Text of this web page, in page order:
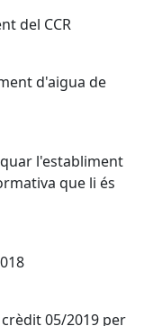
del CCR
d'aigua de
l'establiment
que li és
05/2019 per